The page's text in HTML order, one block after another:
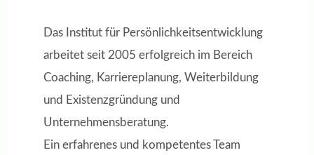
Das Institut für Persönlichkeitsentwicklung
arbeitet seit 2005 erfolgreich im Bereich
Coaching, Karriereplanung, Weiterbildung
und Existenzgründung und
Unternehmensberatung.
Ein erfahrenes und kompetentes Team